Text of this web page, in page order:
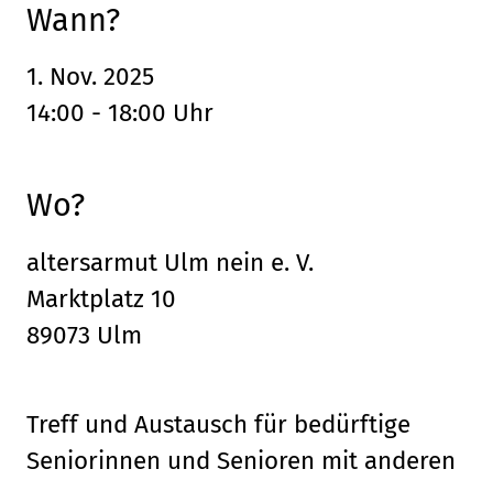
Wann?
1. Nov. 2025
14:00 - 18:00 Uhr
Wo?
altersarmut Ulm nein e. V.
Marktplatz 10
89073 Ulm
Treff und Austausch für bedürftige
Seniorinnen und Senioren mit anderen